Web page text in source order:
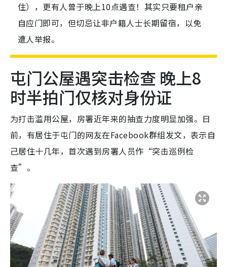
住），更有人曾于晚上10点遇查！其实只要租户亲
自应门即可，但切忌让非户籍人士长期留宿，以免
遭人举报。
屯门公屋遇突击检查 晚上8
时半拍门仅核对身份证
为打击滥用公屋，房署近年来的抽查力度明显加强。日
前，有居住于屯门的网友在Facebook群组发文，表示自
己居住十几年，首次遇到房署人员作“突击巡例检
查”。